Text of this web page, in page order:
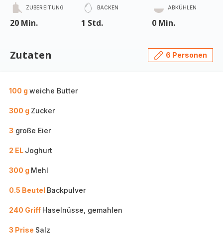
ZUBEREITUNG
20 Min.
BACKEN
1 Std.
ABKÜHLEN
0 Min.
Zutaten 6 Personen
100 g weiche Butter
300 g Zucker
3 große Eier
2 EL Joghurt
300 g Mehl
0.5 Beutel Backpulver
240 Griff Haselnüsse, gemahlen
3 Prise Salz